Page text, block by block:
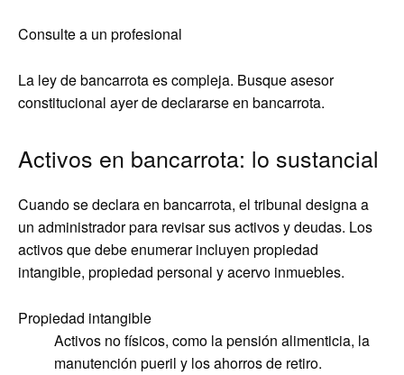
Consulte a un profesional
La ley de bancarrota es compleja. Busque asesor
constitucional ayer de declararse en bancarrota.
Activos en bancarrota: lo sustancial
Cuando se declara en bancarrota, el tribunal designa a
un administrador para revisar sus activos y deudas. Los
activos que debe enumerar incluyen propiedad
intangible, propiedad personal y acervo inmuebles.
Propiedad intangible
Activos no físicos, como la pensión alimenticia, la
manutención pueril y los ahorros de retiro.